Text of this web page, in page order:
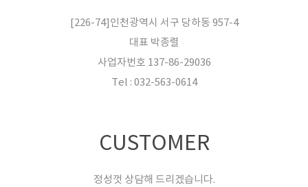
[226-74]인천광역시 서구 당하동 957-4
대표 박종렬
사업자번호 137-86-29036
Tel : 032-563-0614
CUSTOMER
정성껏 상담해 드리겠습니다.